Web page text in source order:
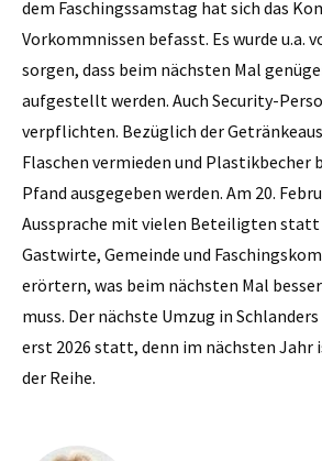
dem Faschingssamstag hat sich das
Vorkommnissen befasst. Es wurde u.a.
sorgen, dass beim nächsten Mal
aufgestellt werden. Auch Security-
verpflichten. Bezüglich der
Flaschen vermieden und Plastikbecher
Pfand ausgegeben werden. Am 20.
Aussprache mit vielen Beteiligten
Gastwirte, Gemeinde und
erörtern, was beim nächsten Mal
muss. Der nächste Umzug in
erst 2026 statt, denn im nächsten Jahr
der Reihe.